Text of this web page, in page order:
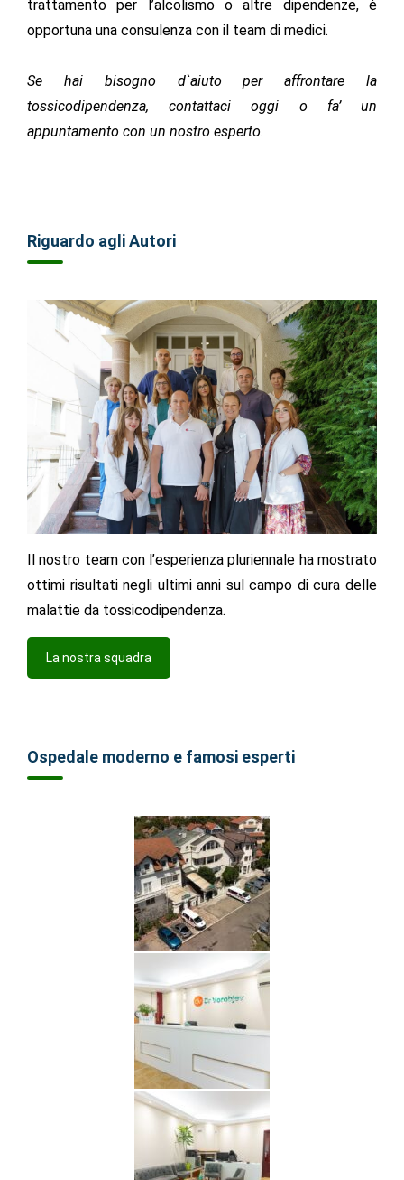
trattamento per l’alcolismo o altre dipendenze, è
opportuna una consulenza con il team di medici.
Se hai bisogno d`aiuto per affrontare la
tossicodipendenza, contattaci oggi o fa’ un
appuntamento con un nostro esperto.
Riguardo agli Autori
Il nostro team con l’esperienza pluriennale ha mostrato
ottimi risultati negli ultimi anni sul campo di cura delle
malattie da tossicodipendenza.
La nostra squadra
Ospedale moderno e famosi esperti